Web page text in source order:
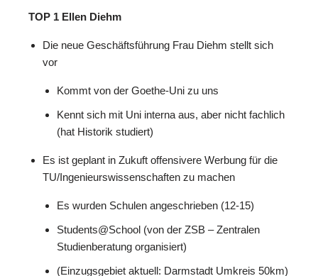
TOP 1 Ellen Diehm
Die neue Geschäftsführung Frau Diehm stellt sich
vor
Kommt von der Goethe-Uni zu uns
Kennt sich mit Uni interna aus, aber nicht fachlich
(hat Historik studiert)
Es ist geplant in Zukuft offensivere Werbung für die
TU/Ingenieurswissenschaften zu machen
Es wurden Schulen angeschrieben (12-15)
Students@School (von der ZSB – Zentralen
Studienberatung organisiert)
(Einzugsgebiet aktuell: Darmstadt Umkreis 50km)